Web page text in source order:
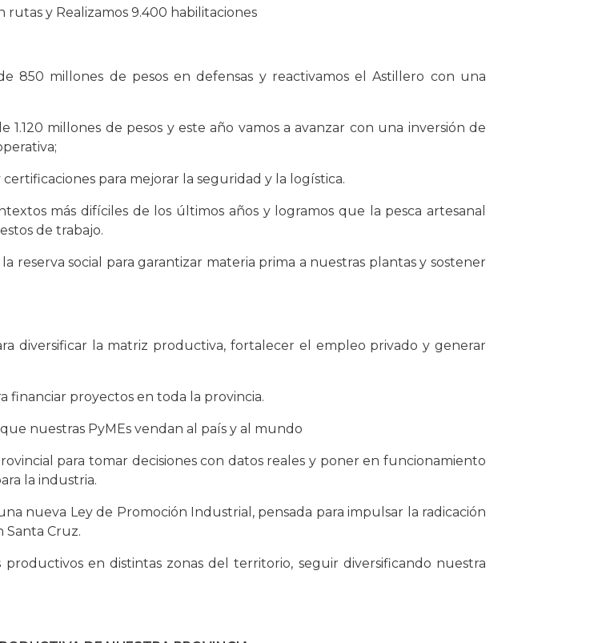
y Realizamos 9.400 habilitaciones
850 millones de pesos en defensas y reactivamos el Astillero con una
millones de pesos y este año vamos a avanzar con una inversión de
para mejorar la seguridad y la logística.
más difíciles de los últimos años y logramos que la pesca artesanal
de trabajo.
reserva social para garantizar materia prima a nuestras plantas y sostener
diversificar la matriz productiva, fortalecer el empleo privado y generar
financiar proyectos en toda la provincia.
nuestras PyMEs vendan al país y al mundo
para tomar decisiones con datos reales y poner en funcionamiento
la industria.
nueva Ley de Promoción Industrial, pensada para impulsar la radicación
Santa Cruz.
en distintas zonas del territorio, seguir diversificando nuestra